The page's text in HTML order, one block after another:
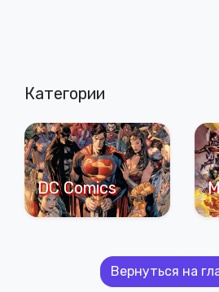
Категории
DC Comics
Вернуться на